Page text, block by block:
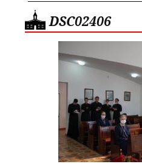
DSC02406